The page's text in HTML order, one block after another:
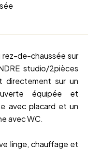
rez-de-chaussée sur
studio/2pièces
directement sur un
équipée et
avec placard et un
avec WC.
linge, chauffage et